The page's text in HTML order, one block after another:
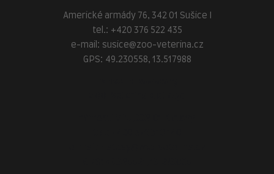
Americké armády 76, 342 01 Sušice I
tel.: +420 376 522 435
e-mail: susice@zoo-veterina.cz
GPS: 49.230558, 13.517988